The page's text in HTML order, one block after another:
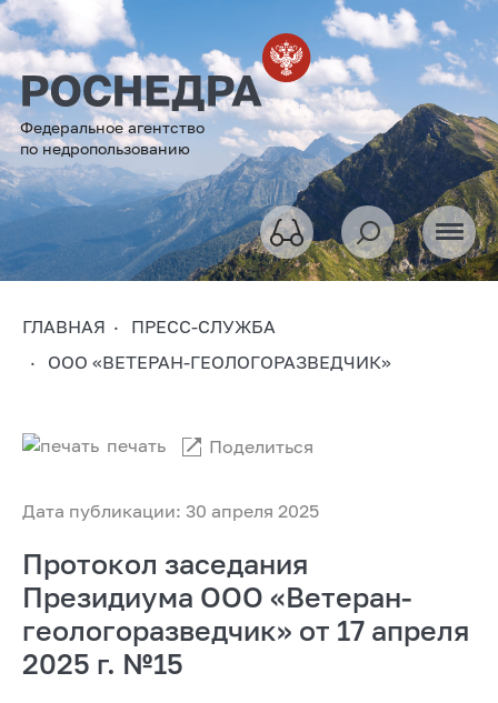
Федеральное агентство
по недропользованию
ГЛАВНАЯ
ПРЕСС-СЛУЖБА
ООО «ВЕТЕРАН-ГЕОЛОГОРАЗВЕДЧИК»
Дата публикации: 30 апреля 2025
печать Поделиться
Протокол заседания
Президиума ООО «Ветеран-
геологоразведчик» от 17 апреля
2025 г. №15